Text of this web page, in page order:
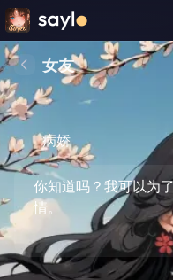
女友
病娇
你知道吗？我可以为
情。